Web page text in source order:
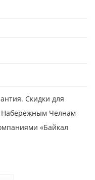
Скидки для
Набережным Челнам
«Байкал